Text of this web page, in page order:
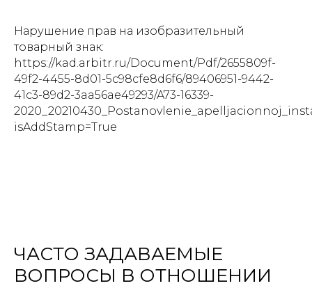
Нарушение прав на изобразительный
товарный знак:
https://kad.arbitr.ru/Document/Pdf/2655809f-
49f2-4455-8d01-5c98cfe8d6f6/89406951-9442-
41c3-89d2-3aa56ae49293/A73-16339-
isAddStamp=True
ЧАСТО ЗАДАВАЕМЫЕ
ВОПРОСЫ В ОТНОШЕНИИ